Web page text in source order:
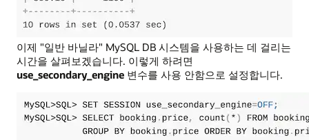
이제 "일반 바닐라" MySQL DB 시스템을 사용하는 데 걸리는
시간을 살펴보겠습니다. 이렇게 하려면
use_secondary_engine 변수를 사용 안함으로 설정합니다.